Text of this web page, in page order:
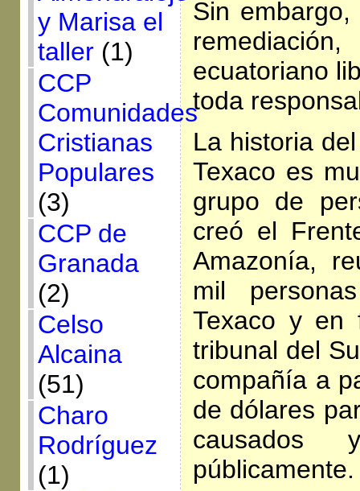
y Marisa el
taller(1)
CCP
Comunidades
Cristianas
Populares
(3)
CCP de
Granada
(2)
Celso
Alcaina
(51)
Charo
Rodríguez
(1)
Sin
ecuatoriano
toda
La historia
Texaco es
grupo de
creó el
Amazonía,
mil
Texaco y en
tribunal del
compañía a
de dólares
causados
públicamente.